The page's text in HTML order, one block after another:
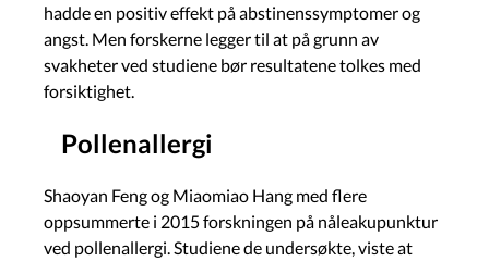
hadde en positiv effekt på abstinenssymptomer og
angst. Men forskerne legger til at på grunn av
svakheter ved studiene bør resultatene tolkes med
forsiktighet.
Pollenallergi
Shaoyan Feng og Miaomiao Hang med flere
oppsummerte i 2015 forskningen på nåleakupunktur
ved pollenallergi. Studiene de undersøkte, viste at